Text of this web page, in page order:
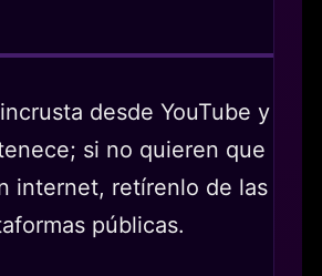
desde YouTube y
si no quieren que
internet, retírenlo de las
públicas.